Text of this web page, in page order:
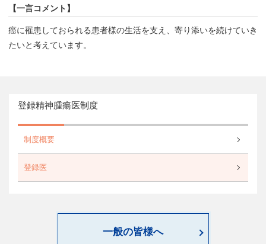
【一言コメント】
癌に罹患しておられる患者様の生活を支え、寄り添いを続けていき
たいと考えています。
登録精神腫瘍医制度
制度概要
登録医
一般の皆様へ